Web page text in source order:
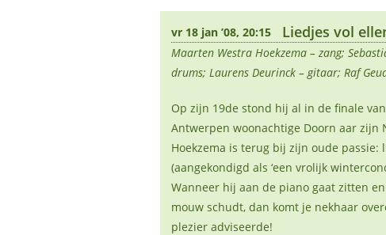
vr 18 jan ’08, 20:15 Liedjes vol
Maarten Westra Hoekzema – zang;
drums; Laurens Deurinck – gitaar; Raf
Op zijn 19de stond hij al in de finale
Antwerpen woonachtige Doorn aar
Hoekzema is terug bij zijn oude
(aangekondigd als ‘een vrolijk
Wanneer hij aan de piano gaat zitten en
mouw schudt, dan komt je nekhaar
plezier adviseerde!